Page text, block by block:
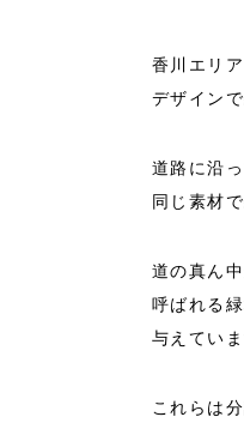
香川エリ
デザイン
道路に沿
同じ素材
道の真ん
呼ばれる
与えていま
これらは